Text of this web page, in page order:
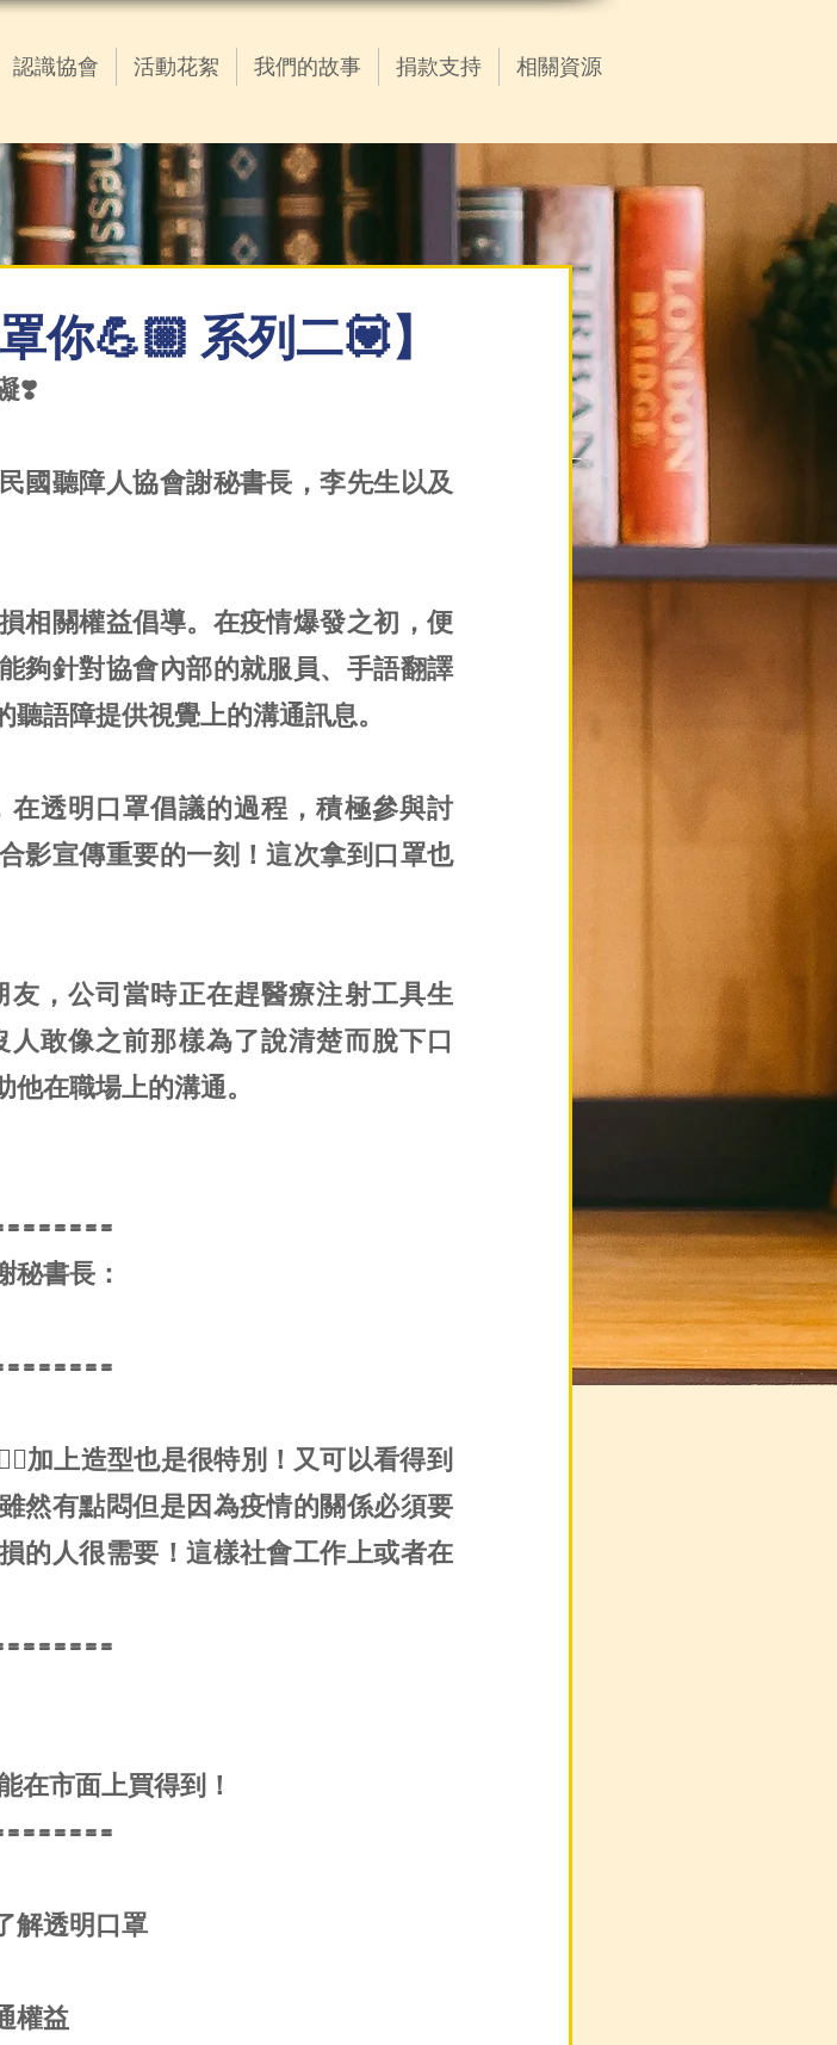
認識協會 活動花絮 我們的故事 捐款支持 相關資源
你💪🏼 系列二💟】
❣️
國聽障人協會謝秘書長，李先生以及
相關權益倡導。在疫情爆發之初，便
夠針對協會內部的就服員、手語翻譯
語障提供視覺上的溝通訊息。
透明口罩倡議的過程，積極參與討
影宣傳重要的一刻！這次拿到口罩也
，公司當時正在趕醫療注射工具生
敢像之前那樣為了說清楚而脫下口
在職場上的溝通。
書長：
加上造型也是很特別！又可以看得到
然有點悶但是因為疫情的關係必須要
的人很需要！這樣社會工作上或者在
在市面上買得到！
解透明口罩
權益